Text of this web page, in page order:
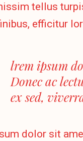
tellus
efficitur
lrem ipsum
Donec ac
ex sed,
dolor sit